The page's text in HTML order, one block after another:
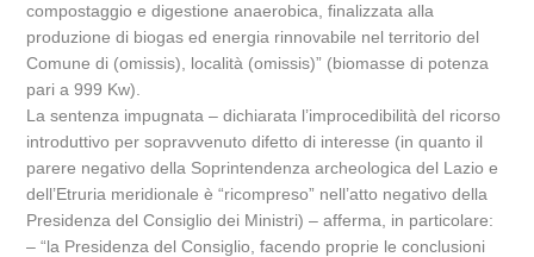
compostaggio e digestione anaerobica, finalizzata alla
produzione di biogas ed energia rinnovabile nel territorio del
Comune di (omissis), località (omissis)” (biomasse di potenza
pari a 999 Kw).
La sentenza impugnata – dichiarata l’improcedibilità del ricorso
introduttivo per sopravvenuto difetto di interesse (in quanto il
parere negativo della Soprintendenza archeologica del Lazio e
dell’Etruria meridionale è “ricompreso” nell’atto negativo della
Presidenza del Consiglio dei Ministri) – afferma, in particolare:
– “la Presidenza del Consiglio, facendo proprie le conclusioni